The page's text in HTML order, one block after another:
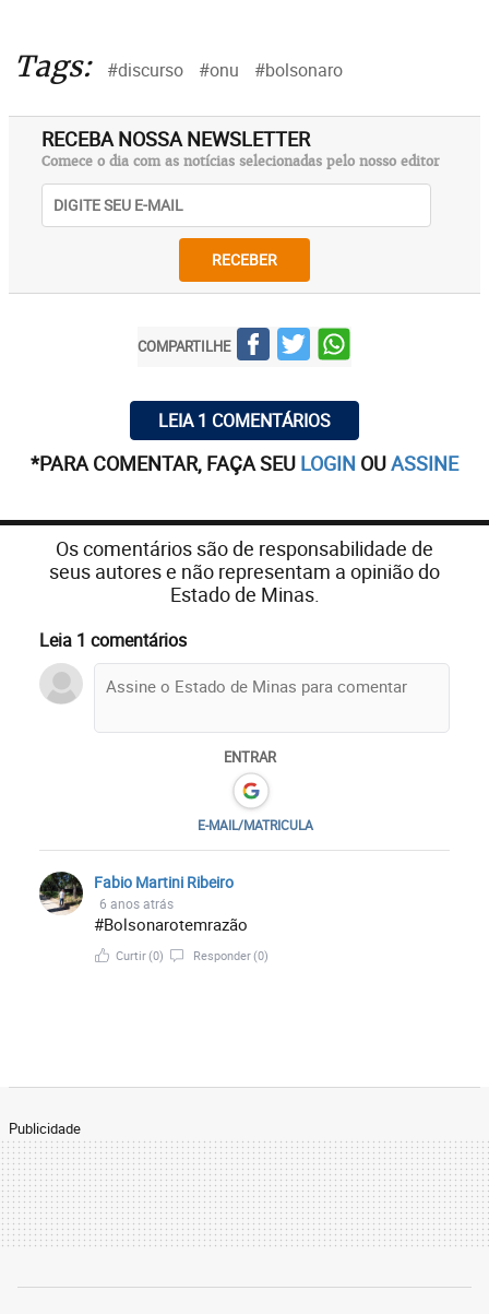
Tags: #discurso #onu #bolsonaro
RECEBA NOSSA NEWSLETTER
Comece o dia com as notícias selecionadas pelo nosso editor
RECEBER
COMPARTILHE
LEIA 1 COMENTÁRIOS
*PARA COMENTAR, FAÇA SEU LOGIN OUASSINE
Os comentários são de responsabilidade de
seus autores e não representam a opinião do
Estado de Minas.
Leia 1 comentários
ENTRAR
E-MAIL/MATRICULA
Fabio Martini Ribeiro
6 anos atrás
#Bolsonarotemrazão
Curtir(0) Responder(0)
Publicidade